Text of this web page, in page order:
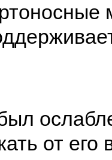
от его